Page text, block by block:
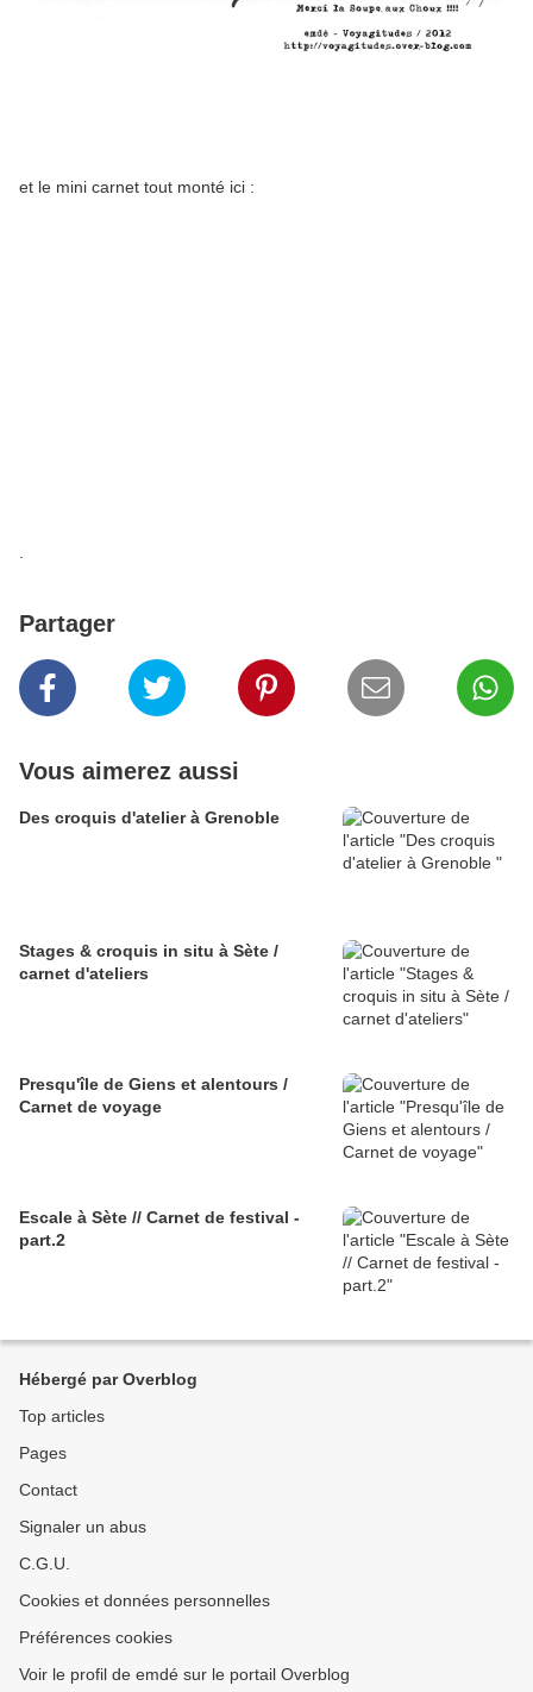
et le mini carnet tout monté ici :
.
Partager
Vous aimerez aussi
Des croquis d'atelier à Grenoble
Stages & croquis in situ à Sète /
carnet d'ateliers
Presqu'île de Giens et alentours /
Carnet de voyage
Escale à Sète // Carnet de festival -
part.2
Hébergé par Overblog
Top articles
Pages
Contact
Signaler un abus
C.G.U.
Cookies et données personnelles
Préférences cookies
Voir le profil de emdé sur le portail Overblog